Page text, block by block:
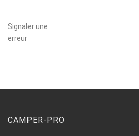
Signaler une
erreur
CAMPER-PRO